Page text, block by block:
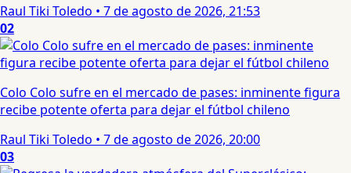
Raul Tiki Toledo • 7 de agosto de 2026, 21:53
02
Colo Colo sufre en el mercado de pases: inminente figura
recibe potente oferta para dejar el fútbol chileno
Raul Tiki Toledo • 7 de agosto de 2026, 20:00
03